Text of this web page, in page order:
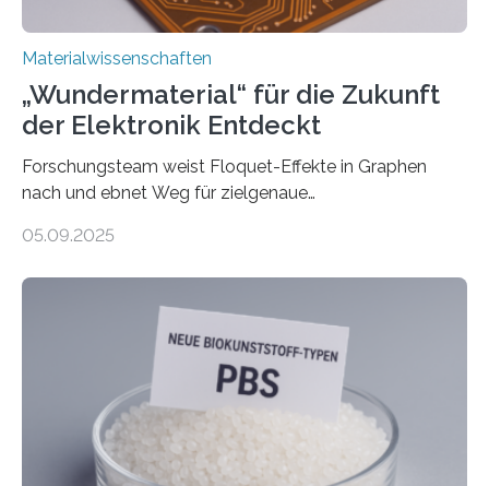
Materialwissenschaften
„Wundermaterial“ für die Zukunft
der Elektronik Entdeckt
Forschungsteam weist Floquet-Effekte in Graphen
nach und ebnet Weg für zielgenaue
– nur eine Atomlage dick, aber extrem leitfähig und
Sensoren, leistungsstarken Batterien und effizienten
Solarzellen. Eine neue Studie hebt das Potenzial nun
noch auf ein neues Level: Zum ersten Mal haben
Forschende an der Universität Göttingen gemeinsam
mit Kollegen aus Braunschweig, Bremen und der
Schweiz direkt beobachtet, wie in Graphen…
05.09.2025